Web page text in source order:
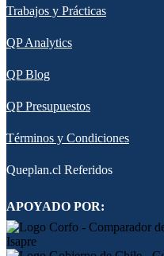
Trabajos y Prácticas
QP Analytics
QP Blog
QP Presupuestos
Términos y Condiciones
Queplan.cl Referidos
APOYADO POR: